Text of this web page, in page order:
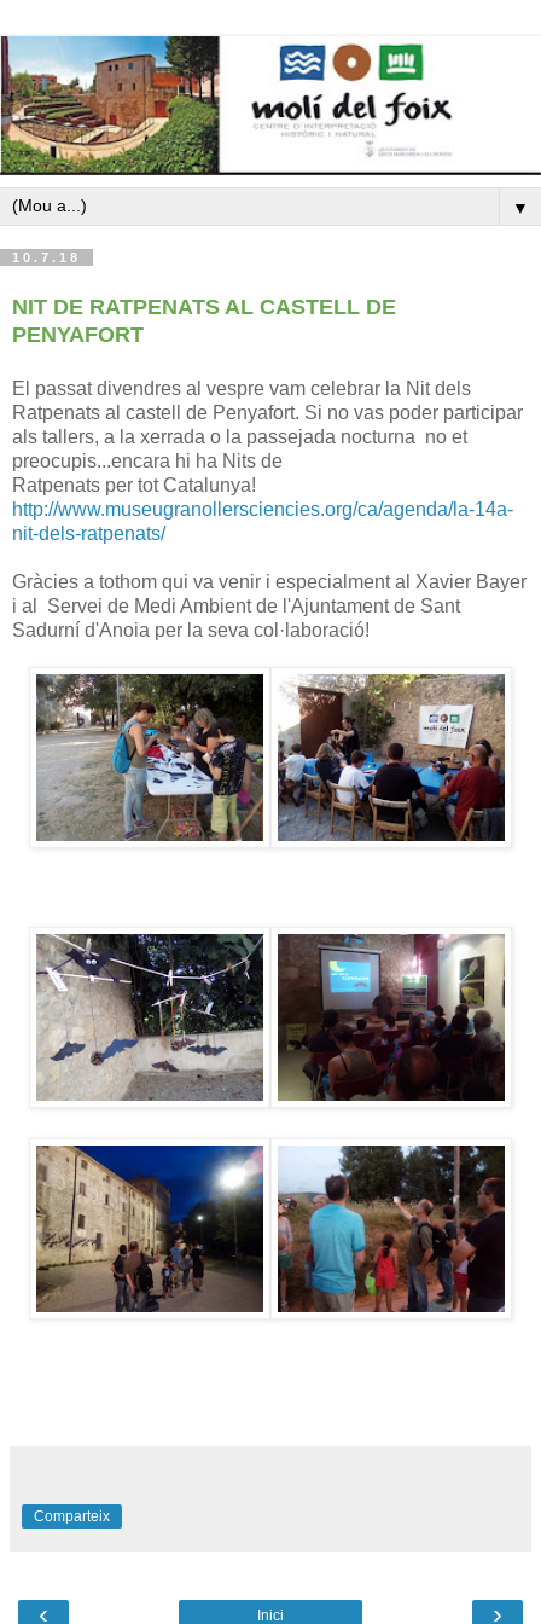
▼
10.7.18
NIT DE RATPENATS AL CASTELL DE
PENYAFORT
El passat divendres al vespre vam celebrar la Nit dels
Ratpenats al castell de Penyafort. Si no vas poder participar
als tallers, a la xerrada o la passejada nocturna no et
preocupis...encara hi ha Nits de
Ratpenats per tot Catalunya!
http://www.museugranollersciencies.org/ca/agenda/la-14a-
nit-dels-ratpenats/
Gràcies a tothom qui va venir i especialment al Xavier Bayer
i al Servei de Medi Ambient de l'Ajuntament de Sant
Sadurní d'Anoia per la seva col·laboració!
Comparteix
‹ ›
Inici